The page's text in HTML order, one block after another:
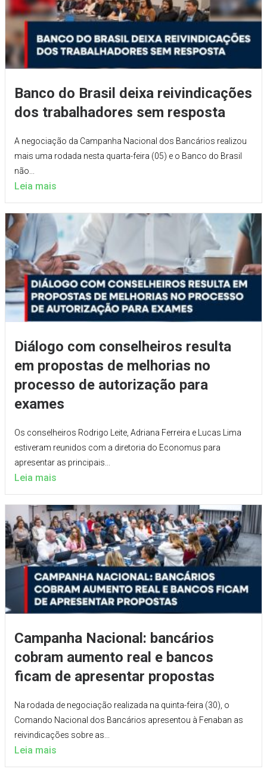
Banco do Brasil deixa reivindicações
dos trabalhadores sem resposta
A negociação da Campanha Nacional dos Bancários realizou
mais uma rodada nesta quarta-feira (05) e o Banco do Brasil
não...
Leia mais
Diálogo com conselheiros resulta
em propostas de melhorias no
processo de autorização para
exames
Os conselheiros Rodrigo Leite, Adriana Ferreira e Lucas Lima
estiveram reunidos com a diretoria do Economus para
apresentar as principais...
Leia mais
Campanha Nacional: bancários
cobram aumento real e bancos
ficam de apresentar propostas
Na rodada de negociação realizada na quinta-feira (30), o
Comando Nacional dos Bancários apresentou à Fenaban as
reivindicações sobre as...
Leia mais